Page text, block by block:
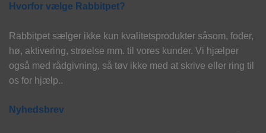
Hvorfor vælge Rabbitpet?
Rabbitpet sælger ikke kun kvalitetsprodukter såsom, foder,
hø, aktivering, strøelse mm. til vores kunder. Vi hjælper
også med rådgivning, så tøv ikke med at skrive eller ring til
os for hjælp..
Nyhedsbrev